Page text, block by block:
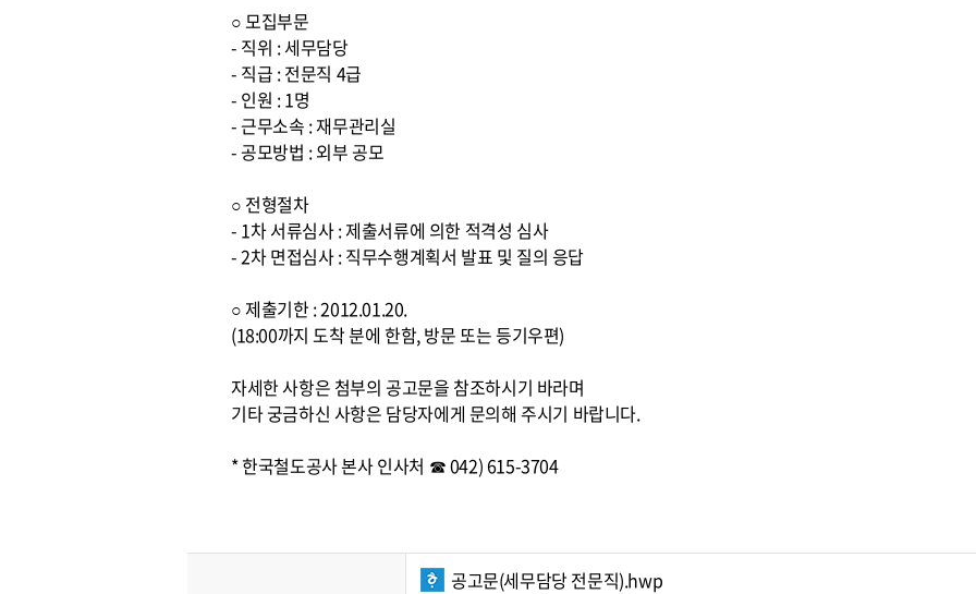
○ 모집부문
- 직위 : 세무담당
- 직급 : 전문직 4급
- 인원 : 1명
- 근무소속 : 재무관리실
- 공모방법 : 외부 공모
○ 전형절차
- 1차 서류심사 : 제출서류에 의한 적격성 심사
- 2차 면접심사 : 직무수행계획서 발표 및 질의 응답
○ 제출기한 : 2012.01.20.
(18:00까지 도착 분에 한함, 방문 또는 등기우편)
자세한 사항은 첨부의 공고문을 참조하시기 바라며
기타 궁금하신 사항은 담당자에게 문의해 주시기 바랍니다.
* 한국철도공사 본사 인사처 ☎ 042) 615-3704
공고문(세무담당 전문직).hwp